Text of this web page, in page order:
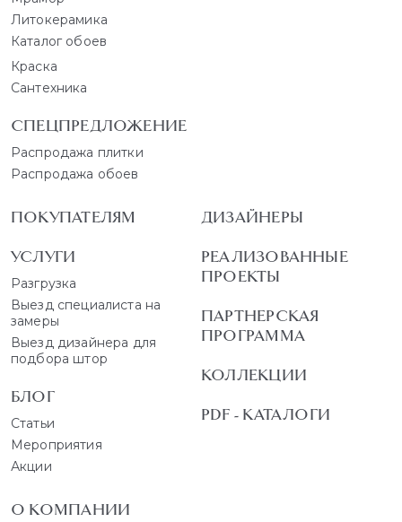
Литокерамика
Каталог обоев
Краска
Сантехника
СПЕЦПРЕДЛОЖЕНИЕ
Распродажа плитки
Распродажа обоев
ПОКУПАТЕЛЯМ
УСЛУГИ
Разгрузка
Выезд специалиста на
замеры
Выезд дизайнера для
подбора штор
БЛОГ
Статьи
Мероприятия
Акции
ДИЗАЙНЕРЫ
РЕАЛИЗОВАННЫЕ
ПРОЕКТЫ
ПАРТНЕРСКАЯ
ПРОГРАММА
КОЛЛЕКЦИИ
PDF - КАТАЛОГИ
О КОМПАНИИ